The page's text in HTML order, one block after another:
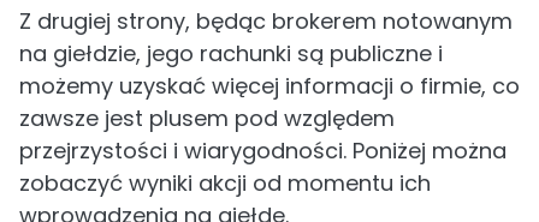
Z drugiej strony, będąc brokerem notowanym
na giełdzie, jego rachunki są publiczne i
możemy uzyskać więcej informacji o firmie, co
zawsze jest plusem pod względem
przejrzystości i wiarygodności. Poniżej można
zobaczyć wyniki akcji od momentu ich
wprowadzenia na giełdę.